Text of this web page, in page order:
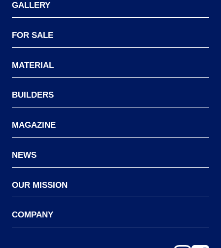
GALLERY
FOR SALE
MATERIAL
BUILDERS
MAGAZINE
NEWS
OUR MISSION
COMPANY